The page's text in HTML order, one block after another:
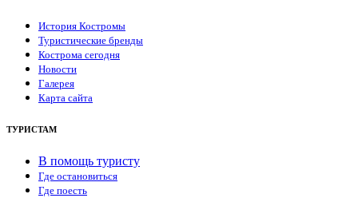
История Костромы
Туристические бренды
Кострома сегодня
Новости
Галерея
Карта сайта
ТУРИСТАМ
В помощь туристу
Где остановиться
Где поесть